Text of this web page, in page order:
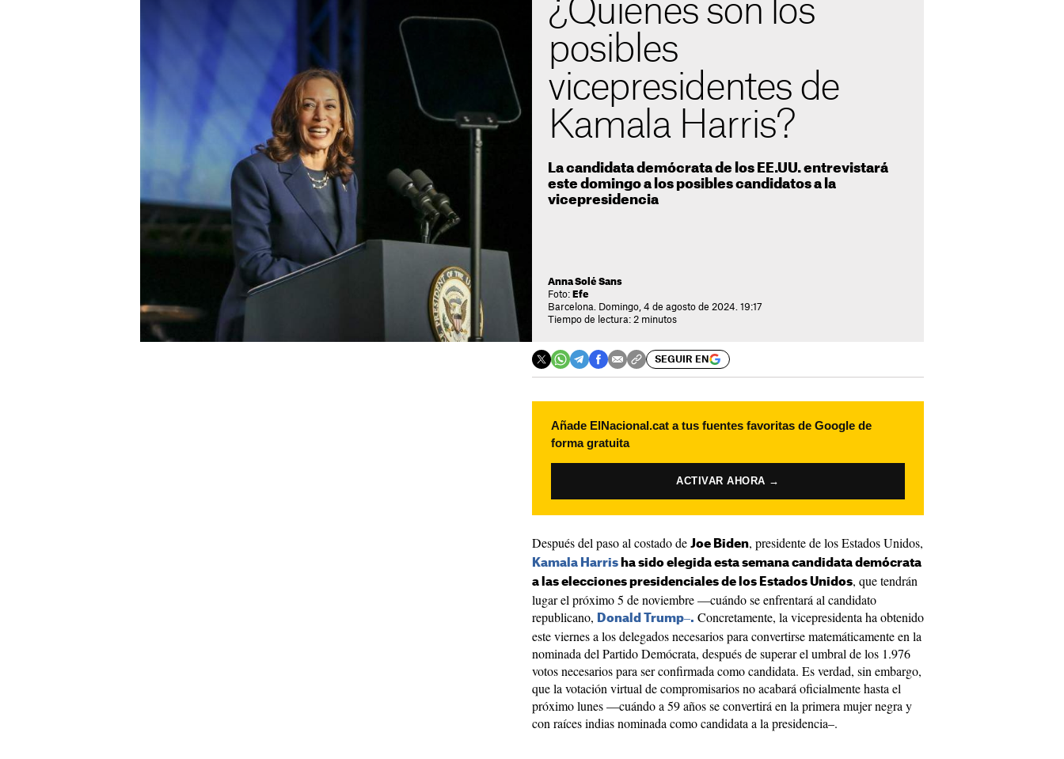
¿Quiénes son los
posibles
vicepresidentes de
Kamala Harris?
La candidata demócrata de los EE.UU. entrevistará
este domingo a los posibles candidatos a la
vicepresidencia
Anna Solé Sans
Foto: Efe
Barcelona. Domingo, 4 de agosto de 2024. 19:17
Tiempo de lectura: 2 minutos
SEGUIR EN
Añade ElNacional.cat a tus fuentes favoritas de Google de
forma gratuita
ACTIVAR AHORA →
Después del paso al costado de Joe Biden, presidente de los Estados Unidos,
Kamala Harris ha sido elegida esta semana candidata demócrata
a las elecciones presidenciales de los Estados Unidos, que tendrán
lugar el próximo 5 de noviembre —cuándo se enfrentará al candidato
republicano, Donald Trump–. Concretamente, la vicepresidenta ha obtenido
este viernes a los delegados necesarios para convertirse matemáticamente en la
nominada del Partido Demócrata, después de superar el umbral de los 1.976
votos necesarios para ser confirmada como candidata. Es verdad, sin embargo,
que la votación virtual de compromisarios no acabará oficialmente hasta el
próximo lunes —cuándo a 59 años se convertirá en la primera mujer negra y
con raíces indias nominada como candidata a la presidencia–.